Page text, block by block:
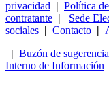
privacidad | Política
contratante | Sede
sociales | Contacto |
| Buzón de
Interno de Información